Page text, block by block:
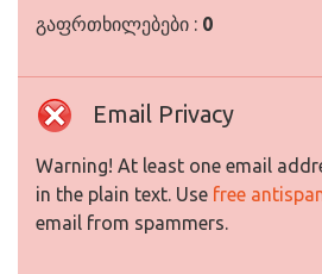
გაფრთხილებები : 0
Email Privacy
Warning! At least one email
in the plain text. Use free
email from spammers.